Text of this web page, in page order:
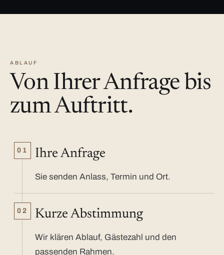
ABLAUF
Von Ihrer Anfrage bis
zum Auftritt.
01 Ihre Anfrage
Sie senden Anlass, Termin und Ort.
02 Kurze Abstimmung
Wir klären Ablauf, Gästezahl und den
passenden Rahmen.